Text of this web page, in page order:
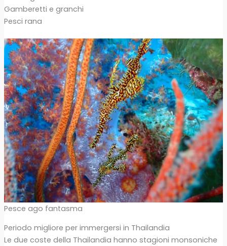
Gamberetti e granchi
Pesci rana
Pesce ago fantasma
Periodo migliore per immergersi in Thailandia
Le due coste della Thailandia hanno stagioni monsoniche